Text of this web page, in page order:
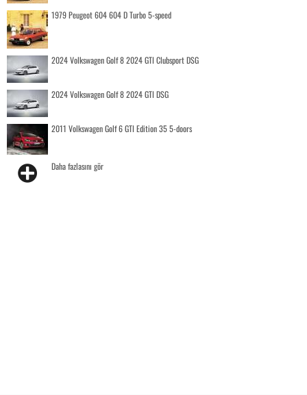
1979 Peugeot 604 604 D Turbo 5-speed
2024 Volkswagen Golf 8 2024 GTI Clubsport DSG
2024 Volkswagen Golf 8 2024 GTI DSG
2011 Volkswagen Golf 6 GTI Edition 35 5-doors
Daha fazlasını gör